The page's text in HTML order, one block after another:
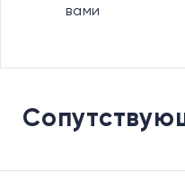
вами